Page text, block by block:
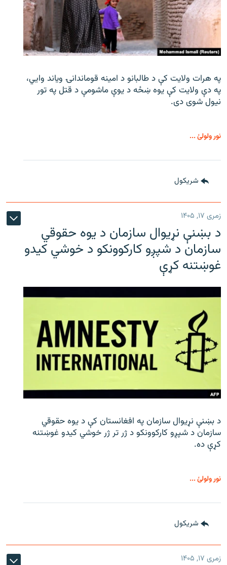
په هرات ولایت کې د طالبانو د امینه قوماندانۍ ویاند وايي،
په دې ولایت کې یوه ښځه د یوې ماشومې د قتل په تور
نیول شوی دی.
نور ولولئ ...
شريکول
زمری ۱۷, ۱۴۰۵
د بښنې نړیوال سازمان د یوه حقوقي
سازمان د شپږو کارکوونکو د خوشي کیدو
غوښتنه کړې
د بښنې نړیوال سازمان په افغانستان کې د یوه حقوقي
سازمان د شپږو کارکوونکو د ژر تر ژر خوشي کیدو غوښتنه
کړې ده.
نور ولولئ ...
شريکول
زمری ۱۷, ۱۴۰۵